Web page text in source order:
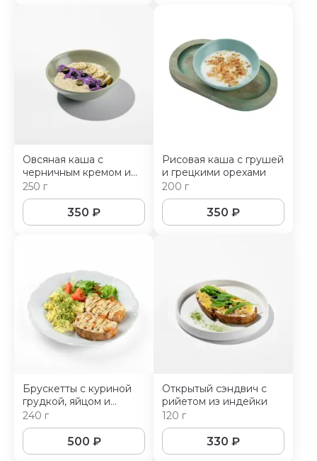
Овсяная каша с
черничным кремом и
бананом
250 г
350 ₽
Рисовая каша с грушей
и грецкими орехами
200 г
350 ₽
Брускетты с куриной
грудкой, яйцом и
салатным миксом
240 г
500 ₽
Открытый сэндвич с
рийетом из индейки
120 г
330 ₽